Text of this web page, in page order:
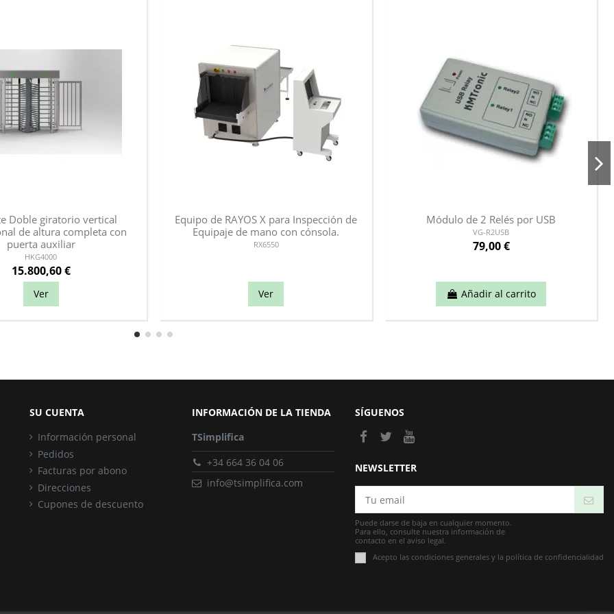
Doble giratorio vertical
de altura completa con
puerta auxiliar
HKG4000
15.800,60 €
Ver
Equipo de RAYOS X para Inspección de
Equipaje de mano con cónsola.
RX6550
Ver
Módulo de 2 Relés por USB
VG-R2USB
79,00 €
Añadir al carrito
SU CUENTA
Información personal
Pedidos
Facturas por abono
Direcciones
Cupones de descuento
INFORMACIÓN DE LA TIENDA
TSimplifica
+34 664 36 04 06
info@tsimplifica.com
SÍGUENOS
NEWSLETTER
Puede darse de baja en cualquier momento.
Para ello, consulte nuestra información de
contacto en el aviso legal.
Acepto las condiciones generales y la política de confidencialidad